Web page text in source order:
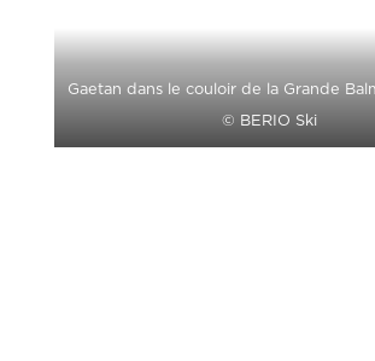
Gaetan dans le couloir de la Grande
© BERIO Ski